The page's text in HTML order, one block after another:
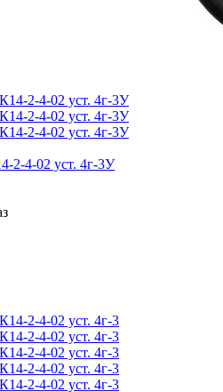
2-4-02 уст. 4г-3У